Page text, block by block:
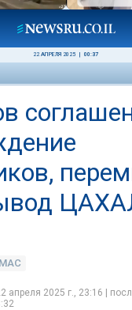
22 АПРЕЛЯ 2025 00:37
апреля 2025 г., 23:16 |